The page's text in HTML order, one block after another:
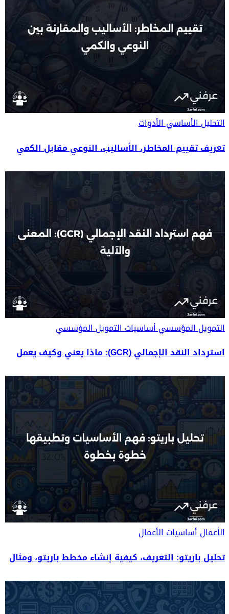
التحليل الأساسيالأدوات
تعريف تقييم المخاطر، الأساليب، النوعي مقابل الكمي
التمويل المؤسسيأساسيات التمويل المؤسسي
استرداد النقد الإجمالي (GCR): ماذا يعني وكيف يعمل
الأعمالأساسيات الأعمال
تحليل باريتو: التعريف، كيفية إنشاء مخطط باريتو، ومثال